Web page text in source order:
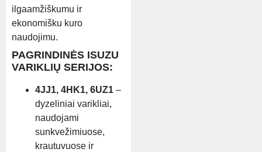
ilgaamžiškumu ir
ekonomišku kuro
naudojimu.
PAGRINDINĖS ISUZU
VARIKLIŲ SERIJOS:
4JJ1, 4HK1, 6UZ1 –
dyzeliniai varikliai,
naudojami
sunkvežimiuose,
krautuvuose ir